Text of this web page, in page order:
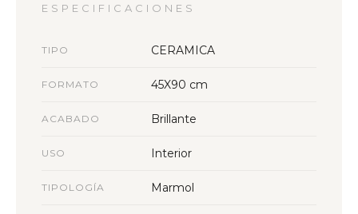
ESPECIFICACIONES
TIPO CERAMICA
FORMATO 45X90 cm
ACABADO Brillante
USO Interior
TIPOLOGÍA Marmol